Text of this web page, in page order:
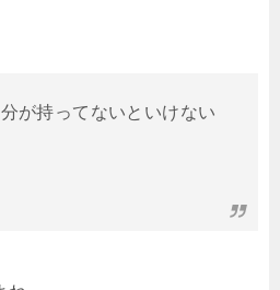
が持ってないといけない